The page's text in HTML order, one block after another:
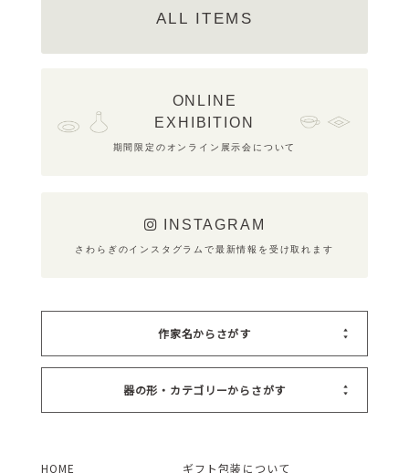
ALL ITEMS
ONLINE
EXHIBITION
期間限定のオンライン展示会について
INSTAGRAM
さわらぎのインスタグラムで最新情報を受け取れます
作家名からさがす
器の形・カテゴリーからさがす
HOME
ギフト包装について